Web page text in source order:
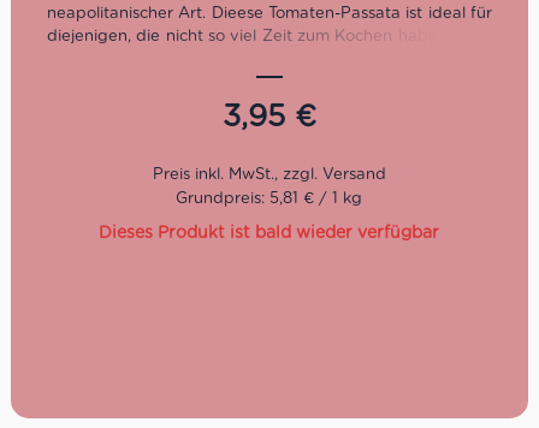
neapolitanischer Art. Dieese Tomaten-Passata ist ideal für
diejenigen, die nicht so viel Zeit zum Kochen haben, aber
Passierte Tomaten Bio in der Glasflasche
Keine lange Kochzeit
Lieferzeit: 2-3 Tage
3,95 €
Grundpreis: 5,81 € / 1 kg
Dieses Produkt ist bald wieder verfügbar